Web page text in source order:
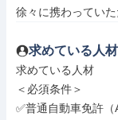
徐々に携わっていた
求めている人材
求めている人材
＜必須条件＞
✅普通自動車免許（